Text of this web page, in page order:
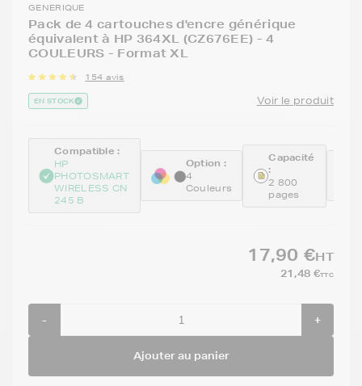
GENERIQUE
Pack de 4 cartouches d'encre générique
équivalent à HP 364XL (CZ676EE) - 4
COULEURS - Format XL
154 avis
EN STOCK Voir le produit
Compatible :
HP
PHOTOSMART
WIRELESS CN
245 B
Option :
4
Couleurs
Capacité
:
2 800
pages
17,90 €HT
21,48 €TTC
- +
Ajouter au panier